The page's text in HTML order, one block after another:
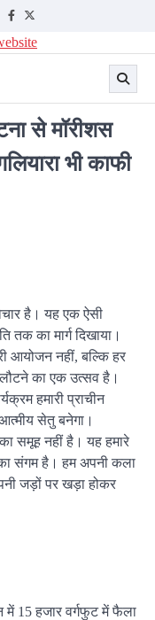
Facebook
Twitter
से मॉरीशस
भी काफी
है। यह एक ऐसी
का मार्ग दिखाया।
आयोजन नहीं, बल्कि हर
का एक उत्सव है।
हमारी प्राचीन
सेतु बनेगा।
समूह नहीं है। यह हमारे
संगम है। हम अपनी कला
जड़ों पर खड़ा होकर
में 15 हजार वर्गफुट में फैला